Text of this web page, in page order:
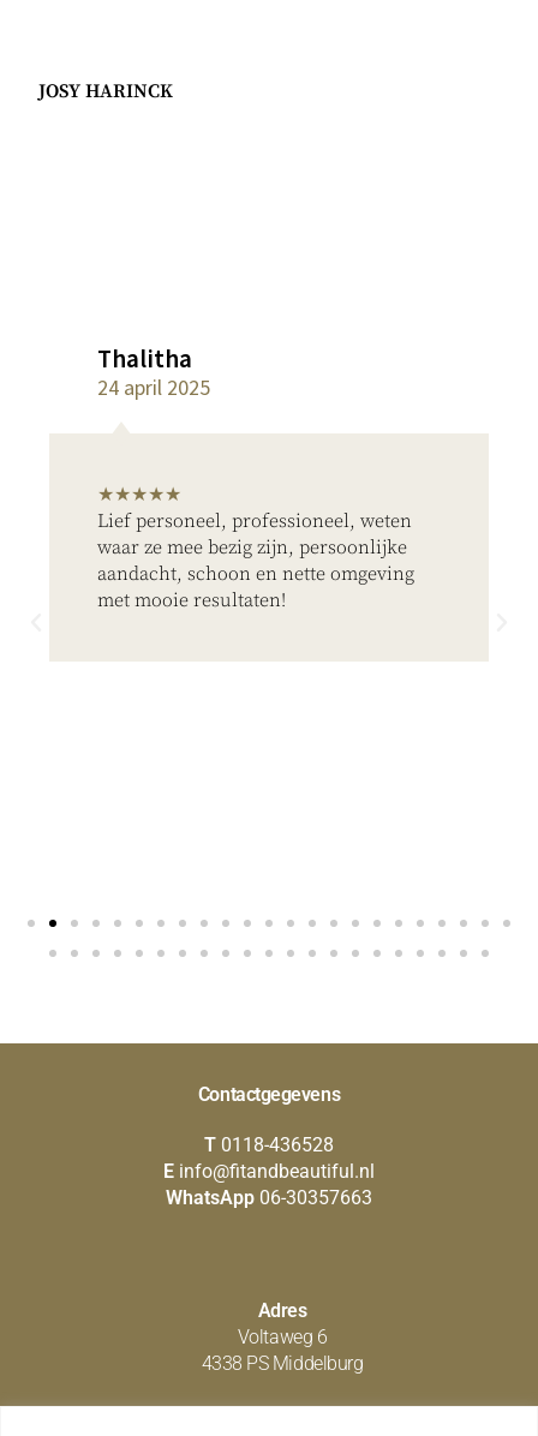
JOSY HARINCK
★★★★★
Lief personeel, professioneel, weten
waar ze mee bezig zijn, persoonlijke
aandacht, schoon en nette omgeving
met mooie resultaten!
Thalitha
24 april 2025
Contactgegevens
T 0118-436528
E info@fitandbeautiful.nl
WhatsApp 06-30357663
Adres
Voltaweg 6
4338 PS Middelburg